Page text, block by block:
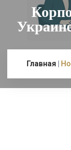
Главная